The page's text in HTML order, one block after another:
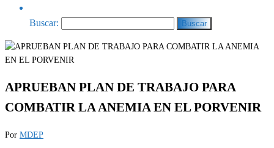
Buscar:
APRUEBAN PLAN DE TRABAJO PARA
COMBATIR LA ANEMIA EN EL PORVENIR
Por MDEP